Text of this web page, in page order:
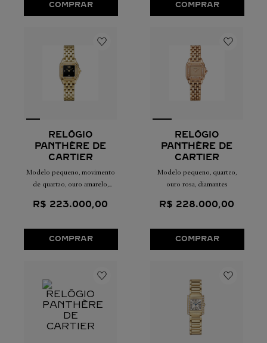
COMPRAR COMPRAR
RELÓGIO
PANTHÈRE DE
CARTIER
Modelo pequeno, movimento
de quartzo, ouro amarelo,
R$ 223.000,00
COMPRAR
RELÓGIO
PANTHÈRE DE
CARTIER
Modelo pequeno, quartzo,
ouro rosa, diamantes
R$ 228.000,00
COMPRAR